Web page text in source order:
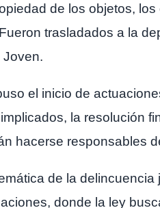
de los objetos,
trasladados a la
Joven.
el inicio de
la resolución
hacerse responsables
de la
donde la ley